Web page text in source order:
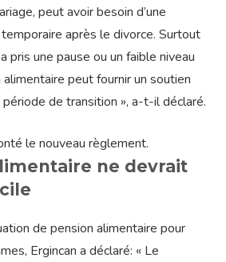
peut avoir besoin d’une
après le divorce. Surtout
pris une pause ou un faible niveau
peut fournir un soutien
de transition », a-t-il déclaré.
le nouveau règlement.
ne devrait
de pension alimentaire pour
Ergincan a déclaré: « Le